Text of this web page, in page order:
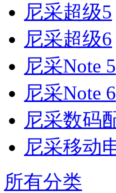
尼采超级5
尼采超级6
尼采Note 5
尼采Note 6
尼采数码
尼采移动
所有分类